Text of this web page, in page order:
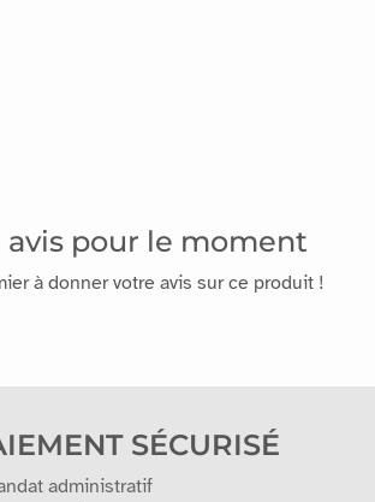
pour le moment
à donner votre avis sur ce produit !
SÉCURISÉ
administratif